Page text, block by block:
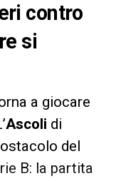
contro
si
a giocare
Ascoli di
del
B: la partita